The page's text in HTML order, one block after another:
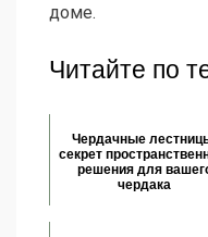
доме.
Читайте по
Чердачные
секрет
решения для
чердака